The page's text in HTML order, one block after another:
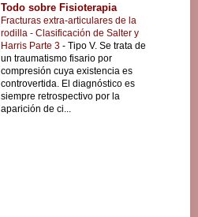
Todo sobre Fisioterapia
Fracturas extra-articulares de la
rodilla - Clasificación de Salter y
Harris Parte 3 - Tipo V. Se trata de
un traumatismo fisario por
compresión cuya existencia es
controvertida. El diagnóstico es
siempre retrospectivo por la
aparición de ci...